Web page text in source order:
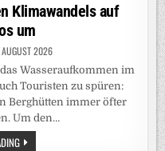
Klimawandels auf
um
2026
Wasseraufkommen im
Touristen zu spüren:
Berghütten immer öfter
Um den…
BERGHÜTTEN